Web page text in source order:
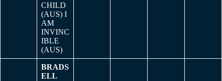
CHILD
(AUS) I
AM
INVINC
IBLE
(AUS)
BRADS
ELL